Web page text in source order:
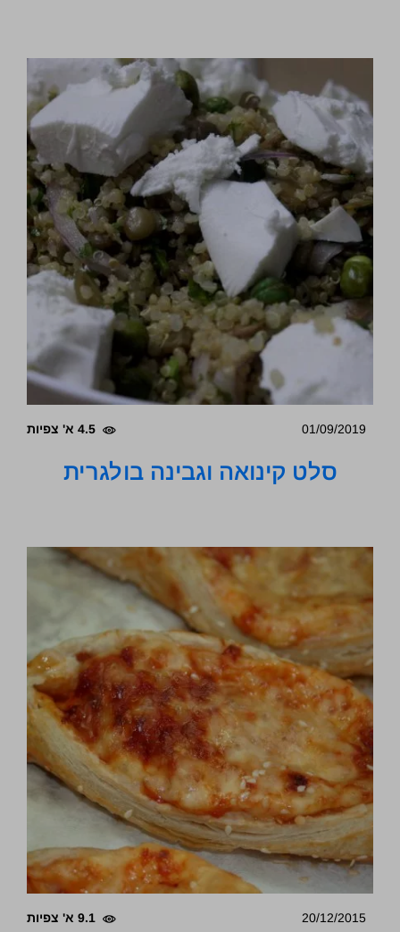
01/09/2019 4.5 א' צפיות
סלט קינואה וגבינה בולגרית
20/12/2015 9.1 א' צפיות